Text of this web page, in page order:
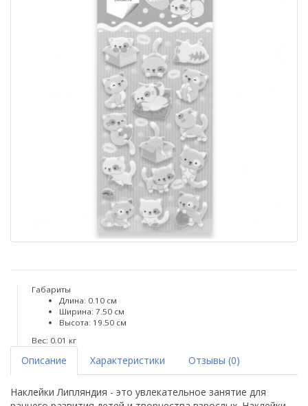
Габариты
Длина: 0.10 см
Ширина: 7.50 см
Высота: 19.50 см
Вес: 0.01 кг
Описание Характеристики Отзывы (0)
Наклейки Липляндия - это увлекательное занятие для